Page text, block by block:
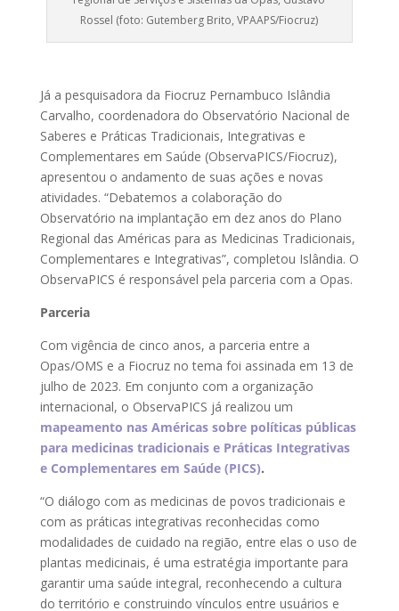
Rossel (foto: Gutemberg Brito, VPAAPS/Fiocruz)
Já a pesquisadora da Fiocruz Pernambuco Islândia
Carvalho, coordenadora do Observatório Nacional de
Saberes e Práticas Tradicionais, Integrativas e
Complementares em Saúde (ObservaPICS/Fiocruz),
apresentou o andamento de suas ações e novas
atividades. “Debatemos a colaboração do
Observatório na implantação em dez anos do Plano
Regional das Américas para as Medicinas Tradicionais,
Complementares e Integrativas”, completou Islândia. O
ObservaPICS é responsável pela parceria com a Opas.
Parceria
Com vigência de cinco anos, a parceria entre a
Opas/OMS e a Fiocruz no tema foi assinada em 13 de
julho de 2023. Em conjunto com a organização
internacional, o ObservaPICS já realizou um
mapeamento nas Américas sobre políticas públicas
para medicinas tradicionais e Práticas Integrativas
e Complementares em Saúde (PICS).
“O diálogo com as medicinas de povos tradicionais e
com as práticas integrativas reconhecidas como
modalidades de cuidado na região, entre elas o uso de
plantas medicinais, é uma estratégia importante para
garantir uma saúde integral, reconhecendo a cultura
do território e construindo vínculos entre usuários e